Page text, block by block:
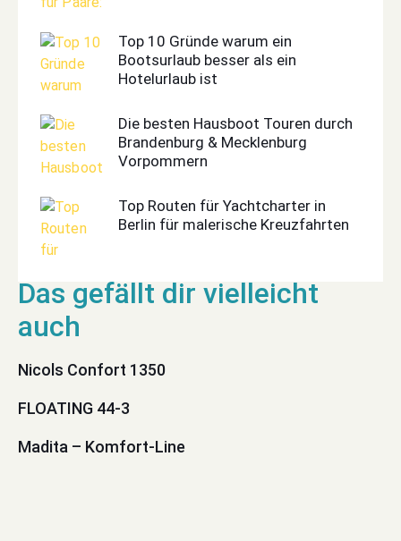
Top 10 Gründe warum ein
Bootsurlaub besser als ein
Hotelurlaub ist
Die besten Hausboot Touren durch
Brandenburg & Mecklenburg
Vorpommern
Top Routen für Yachtcharter in
Berlin für malerische Kreuzfahrten
Nicols Confort 1350
FLOATING 44-3
Madita – Komfort-Line